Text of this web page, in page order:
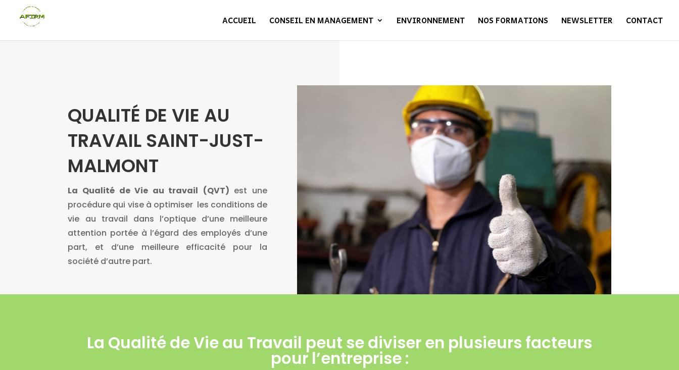
ACCUEIL CONSEIL EN MANAGEMENT ENVIRONNEMENT NOS FORMATIONS NEWSLETTER CONTACT
QUALITÉ DE VIE AU
TRAVAIL SAINT-JUST-
MALMONT
La Qualité de Vie au travail (QVT) est une
procédure qui vise à optimiser les conditions de
vie au travail dans l’optique d’une meilleure
attention portée à l’égard des employés d’une
part, et d’une meilleure efficacité pour la
société d’autre part.
La Qualité de Vie au Travail peut se diviser en plusieurs facteurs
pour l’entreprise :